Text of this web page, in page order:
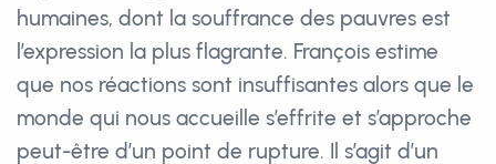
humaines, dont la souffrance des pauvres est
l’expression la plus flagrante. François estime
que nos réactions sont insuffisantes alors que le
monde qui nous accueille s’effrite et s’approche
peut-être d’un point de rupture. Il s’agit d’un